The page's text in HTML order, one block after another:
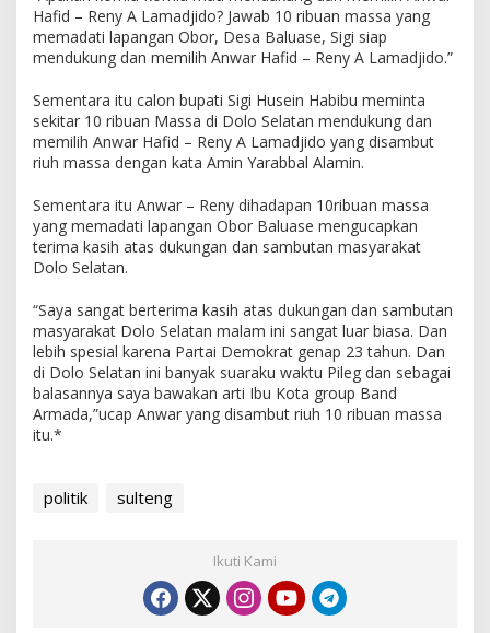
Hafid – Reny A Lamadjido? Jawab 10 ribuan massa yang
memadati lapangan Obor, Desa Baluase, Sigi siap
mendukung dan memilih Anwar Hafid – Reny A Lamadjido.”
Sementara itu calon bupati Sigi Husein Habibu meminta
sekitar 10 ribuan Massa di Dolo Selatan mendukung dan
memilih Anwar Hafid – Reny A Lamadjido yang disambut
riuh massa dengan kata Amin Yarabbal Alamin.
Sementara itu Anwar – Reny dihadapan 10ribuan massa
yang memadati lapangan Obor Baluase mengucapkan
terima kasih atas dukungan dan sambutan masyarakat
Dolo Selatan.
“Saya sangat berterima kasih atas dukungan dan sambutan
masyarakat Dolo Selatan malam ini sangat luar biasa. Dan
lebih spesial karena Partai Demokrat genap 23 tahun. Dan
di Dolo Selatan ini banyak suaraku waktu Pileg dan sebagai
balasannya saya bawakan arti Ibu Kota group Band
Armada,”ucap Anwar yang disambut riuh 10 ribuan massa
itu.*
politik sulteng
Ikuti Kami